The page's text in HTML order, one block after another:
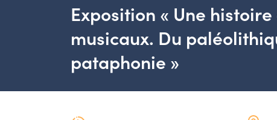
Exposition « Une
musicaux. Du
pataphonie »